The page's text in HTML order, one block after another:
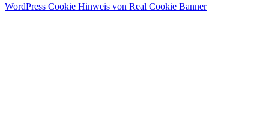
WordPress Cookie Hinweis von Real Cookie Banner